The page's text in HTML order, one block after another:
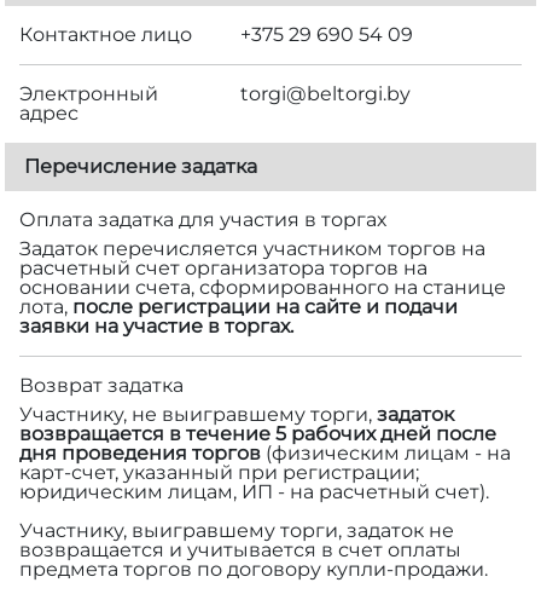
Контактное лицо +375 29 690 54 09
Электронный
адрес
torgi@beltorgi.by
Перечисление задатка
Оплата задатка для участия в торгах
Задаток перечисляется участником торгов на
расчетный счет организатора торгов на
основании счета, сформированного на станице
лота, после регистрации на сайте и подачи
заявки на участие в торгах.
Возврат задатка
Участнику, не выигравшему торги, задаток
возвращается в течение 5 рабочих дней после
дня проведения торгов (физическим лицам - на
карт-счет, указанный при регистрации;
юридическим лицам, ИП - на расчетный счет).
Участнику, выигравшему торги, задаток не
возвращается и учитывается в счет оплаты
предмета торгов по договору купли-продажи.